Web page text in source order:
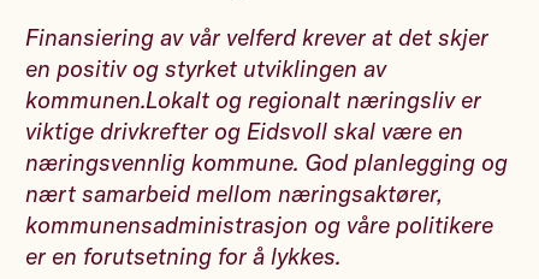
Finansiering av vår velferd krever at det skjer
en positiv og styrket utviklingen av
kommunen.Lokalt og regionalt næringsliv er
viktige drivkrefter og Eidsvoll skal være en
næringsvennlig kommune. God planlegging og
nært samarbeid mellom næringsaktører,
kommunensadministrasjon og våre politikere
er en forutsetning for å lykkes.